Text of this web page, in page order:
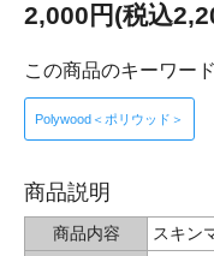
2,000円(税込
この商品のキーワード
Polywood＜ポリウッド＞
商品説明
商品内容
スキン